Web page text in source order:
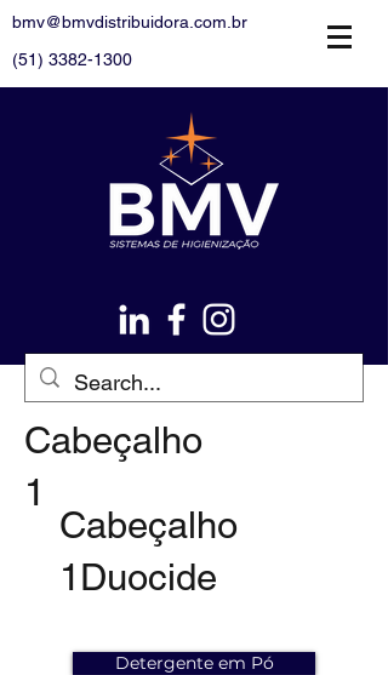
bmv@bmvdistribuidora.com.br
(51) 3382-1300
Cabeçalho
1
Cabeçalho
1Duocide
Detergente em Pó